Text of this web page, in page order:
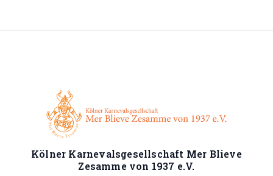
Kölner Karnevalsgesellschaft Mer Blieve
Zesamme von 1937 e.V.